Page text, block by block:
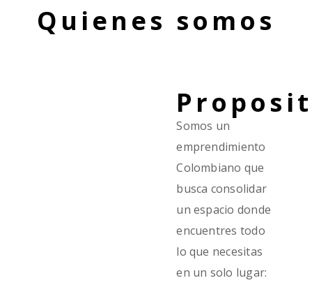
Quienes somos
Somos un
emprendimiento
Colombiano que
busca consolidar
un espacio donde
encuentres todo
lo que necesitas
en un solo lugar: